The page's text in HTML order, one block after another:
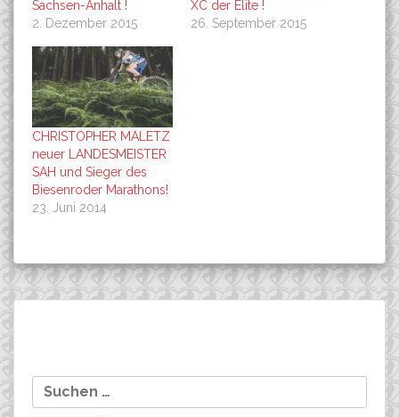
Sachsen-Anhalt !
2. Dezember 2015
XC der Elite !
26. September 2015
CHRISTOPHER MALETZ
neuer LANDESMEISTER
SAH und Sieger des
Biesenroder Marathons!
23. Juni 2014